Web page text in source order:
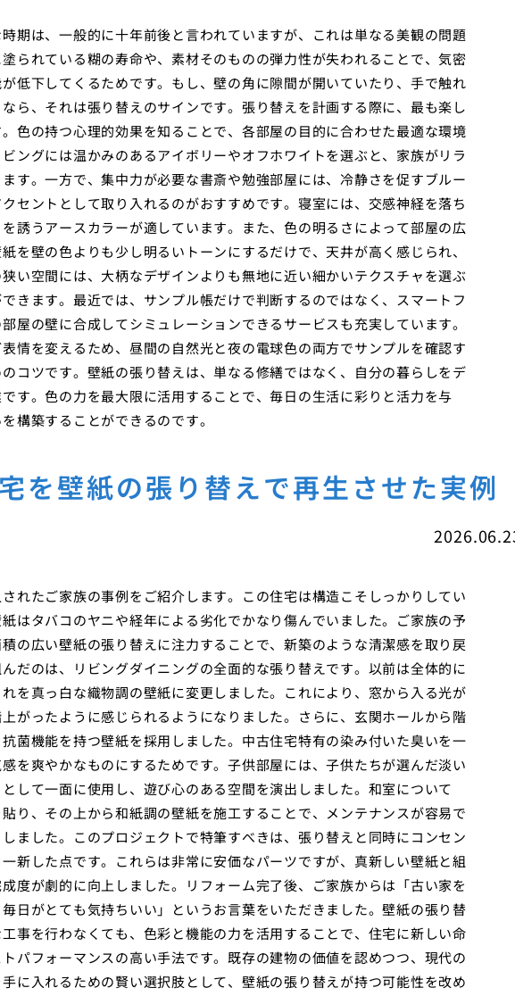
期は、一般的に十年前後と言われていますが、これは単なる美観の問題
られている糊の寿命や、素材そのものの弾力性が失われることで、気密
低下してくるためです。もし、壁の角に隙間が開いていたり、手で触れ
ら、それは張り替えのサインです。張り替えを計画する際に、最も楽し
色の持つ心理的効果を知ることで、各部屋の目的に合わせた最適な環境
ングには温かみのあるアイボリーやオフホワイトを選ぶと、家族がリラ
す。一方で、集中力が必要な書斎や勉強部屋には、冷静さを促すブルー
セントとして取り入れるのがおすすめです。寝室には、交感神経を落ち
誘うアースカラーが適しています。また、色の明るさによって部屋の広
を壁の色よりも少し明るいトーンにするだけで、天井が高く感じられ、
い空間には、大柄なデザインよりも無地に近い細かいテクスチャを選ぶ
きます。最近では、サンプル帳だけで判断するのではなく、スマートフ
屋の壁に合成してシミュレーションできるサービスも充実しています。
情を変えるため、昼間の自然光と夜の電球色の両方でサンプルを確認す
コツです。壁紙の張り替えは、単なる修繕ではなく、自分の暮らしをデ
す。色の力を最大限に活用することで、毎日の生活に彩りと活力を与
構築することができるのです。
を壁紙の張り替えで再生させた実例
れたご家族の事例をご紹介します。この住宅は構造こそしっかりしてい
はタバコのヤニや経年による劣化でかなり傷んでいました。ご家族の予
の広い壁紙の張り替えに注力することで、新築のような清潔感を取り戻
だのは、リビングダイニングの全面的な張り替えです。以前は全体的に
を真っ白な織物調の壁紙に変更しました。これにより、窓から入る光が
がったように感じられるようになりました。さらに、玄関ホールから階
菌機能を持つ壁紙を採用しました。中古住宅特有の染み付いた臭いを一
を爽やかなものにするためです。子供部屋には、子供たちが選んだ淡い
して一面に使用し、遊び心のある空間を演出しました。和室について
り、その上から和紙調の壁紙を施工することで、メンテナンスが容易で
ました。このプロジェクトで特筆すべきは、張り替えと同時にコンセン
新した点です。これらは非常に安価なパーツですが、真新しい壁紙と組
度が劇的に向上しました。リフォーム完了後、ご家族からは「古い家を
日がとても気持ちいい」というお言葉をいただきました。壁紙の張り替
事を行わなくても、色彩と機能の力を活用することで、住宅に新しい命
パフォーマンスの高い手法です。既存の建物の価値を認めつつ、現代の
に入れるための賢い選択肢として、壁紙の張り替えが持つ可能性を改め